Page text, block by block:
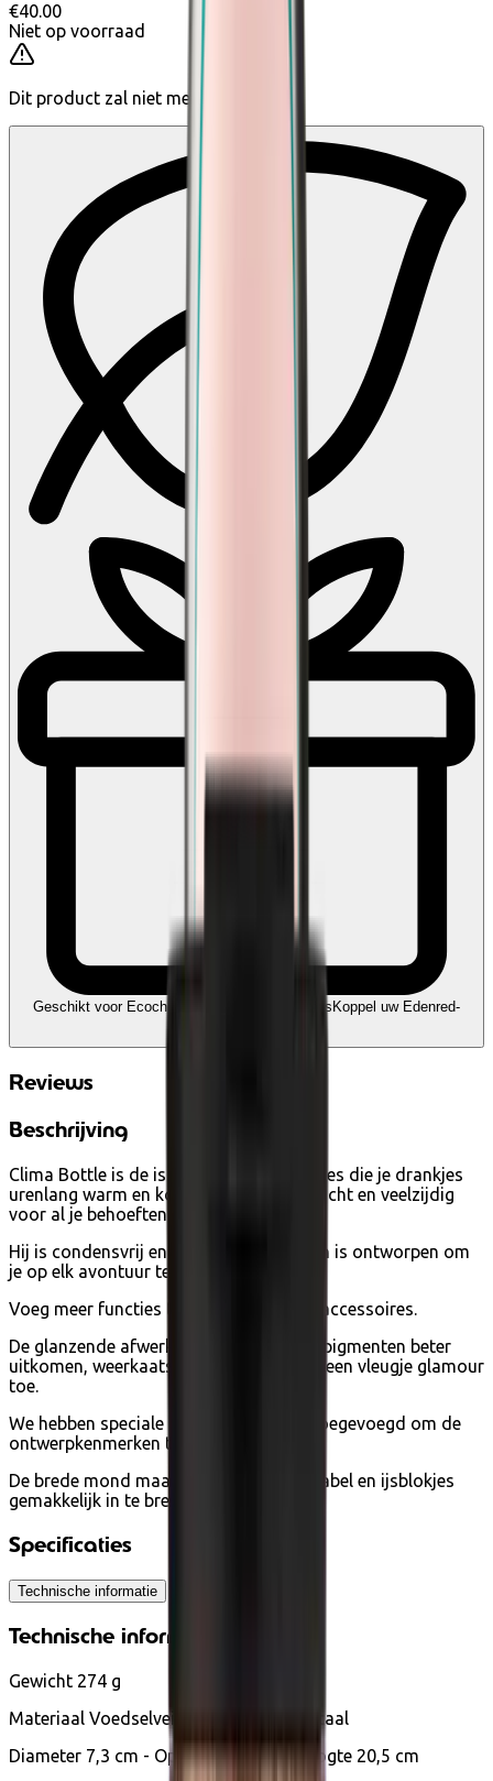
€40.00
Niet op voorraad
Dit product zal niet meer te koop zijn
Geschikt voor Ecocheques en Cadeaucheques Koppel uw Edenred-
Reviews
Beschrijving
Clima Bottle is de isothermische waterfles die je drankjes
urenlang warm en koud houdt, lichtgewicht en veelzijdig
voor al je behoeften.
Hij is condensvrij en ruimtebesparend en is ontworpen om
je op elk avontuur te volgen.
Voeg meer functies toe met doppen en accessoires.
De glanzende afwerking laat kleuren en pigmenten beter
uitkomen, weerkaatst het licht en voegt een vleugje glamour
toe.
We hebben speciale 3D Glossy details toegevoegd om de
ontwerpkenmerken te benadrukken.
De brede mond maakt drinken comfortabel en ijsblokjes
gemakkelijk in te brengen.
Specificaties
Technische informatie
Technische informatie
Gewicht 274 g
Materiaal Voedselveilig 18/8 roestvrij staal
Diameter 7,3 cm - Opening 3,3 cm - Hoogte 20,5 cm